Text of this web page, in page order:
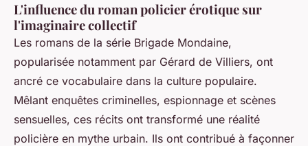
L'influence du roman policier érotique sur
l'imaginaire collectif
Les romans de la série Brigade Mondaine,
popularisée notamment par Gérard de Villiers, ont
ancré ce vocabulaire dans la culture populaire.
Mêlant enquêtes criminelles, espionnage et scènes
sensuelles, ces récits ont transformé une réalité
policière en mythe urbain. Ils ont contribué à façonner